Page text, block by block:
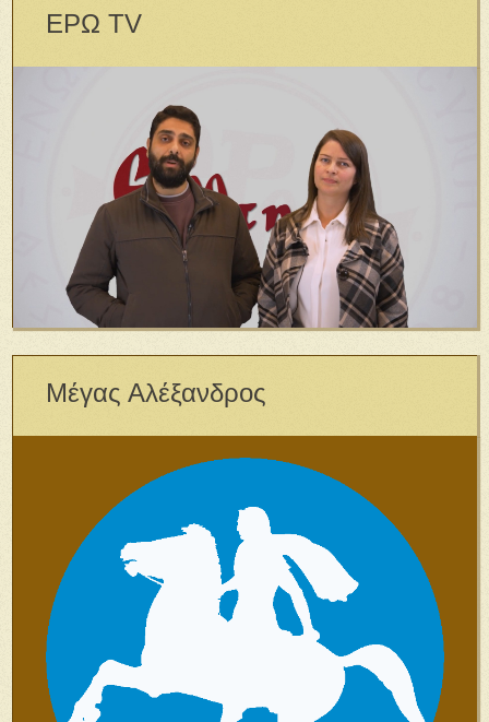
ΕΡΩ TV
Μέγας Αλέξανδρος